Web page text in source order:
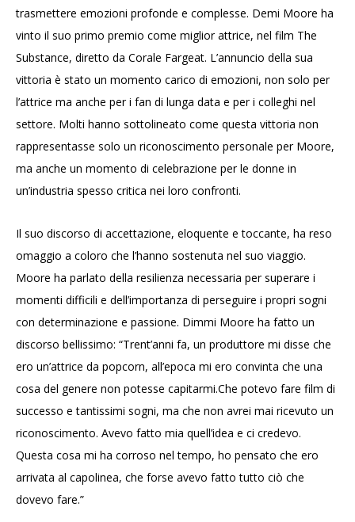
trasmettere emozioni profonde e complesse. Demi Moore ha
vinto il suo primo premio come miglior attrice, nel film The
Substance, diretto da Corale Fargeat. L’annuncio della sua
vittoria è stato un momento carico di emozioni, non solo per
l’attrice ma anche per i fan di lunga data e per i colleghi nel
settore. Molti hanno sottolineato come questa vittoria non
rappresentasse solo un riconoscimento personale per Moore,
ma anche un momento di celebrazione per le donne in
un’industria spesso critica nei loro confronti.
Il suo discorso di accettazione, eloquente e toccante, ha reso
omaggio a coloro che l’hanno sostenuta nel suo viaggio.
Moore ha parlato della resilienza necessaria per superare i
momenti difficili e dell’importanza di perseguire i propri sogni
con determinazione e passione. Dimmi Moore ha fatto un
discorso bellissimo: “Trent’anni fa, un produttore mi disse che
ero un’attrice da popcorn, all’epoca mi ero convinta che una
cosa del genere non potesse capitarmi.Che potevo fare film di
successo e tantissimi sogni, ma che non avrei mai ricevuto un
riconoscimento. Avevo fatto mia quell’idea e ci credevo.
Questa cosa mi ha corroso nel tempo, ho pensato che ero
arrivata al capolinea, che forse avevo fatto tutto ciò che
dovevo fare.”